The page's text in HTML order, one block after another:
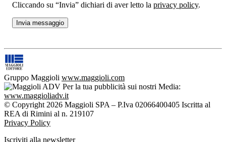
Cliccando su “Invia” dichiari di aver letto la privacy policy.
Gruppo Maggioli www.maggioli.com
Per la tua pubblicità sui nostri Media:
www.maggioliadv.it
© Copyright 2026 Maggioli SPA – P.Iva 02066400405 Iscritta al
REA di Rimini al n. 219107
Privacy Policy
Iscriviti alla newsletter